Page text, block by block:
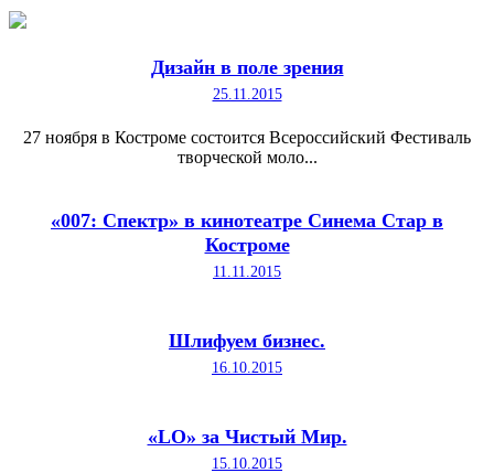
Дизайн в поле зрения
25.11.2015
27 ноября в Костроме состоится Всероссийский Фестиваль
творческой моло...
«007: Спектр» в кинотеатре Синема Стар в
Костроме
11.11.2015
Шлифуем бизнес.
16.10.2015
«LO» за Чистый Мир.
15.10.2015